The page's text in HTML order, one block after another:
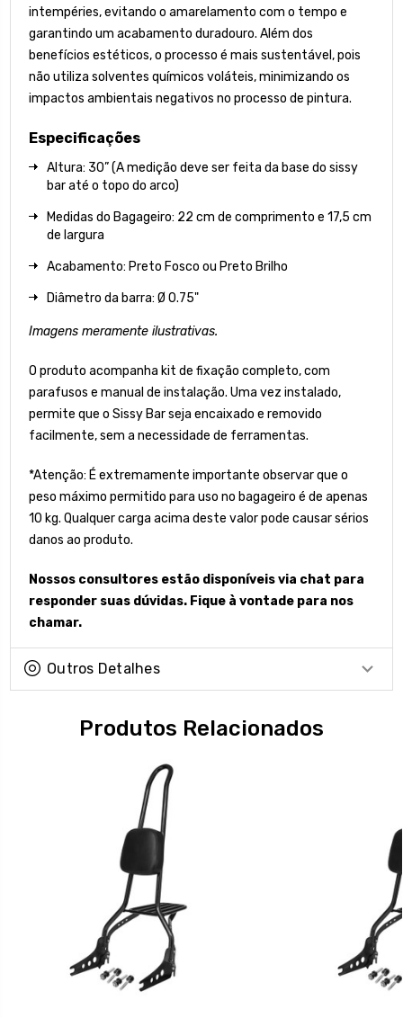
intempéries, evitando o amarelamento com o tempo e
garantindo um acabamento duradouro. Além dos
benefícios estéticos, o processo é mais sustentável, pois
não utiliza solventes químicos voláteis, minimizando os
impactos ambientais negativos no processo de pintura.
Especificações
Altura: 30” (A medição deve ser feita da base do sissy
bar até o topo do arco)
Medidas do Bagageiro: 22 cm de comprimento e 17,5 cm
de largura
Acabamento: Preto Fosco ou Preto Brilho
Diâmetro da barra: Ø 0.75"
Imagens meramente ilustrativas.
O produto acompanha kit de fixação completo, com
parafusos e manual de instalação. Uma vez instalado,
permite que o Sissy Bar seja encaixado e removido
facilmente, sem a necessidade de ferramentas.
*Atenção: É extremamente importante observar que o
peso máximo permitido para uso no bagageiro é de apenas
10 kg. Qualquer carga acima deste valor pode causar sérios
danos ao produto.
Nossos consultores estão disponíveis via chat para
responder suas dúvidas. Fique à vontade para nos
chamar.
Outros Detalhes
Produtos Relacionados